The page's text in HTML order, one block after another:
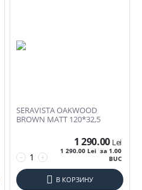
SERAVISTA OAKWOOD
BROWN MATT 120*32,5
+
−
1 290.00 Lei
1 290.00 Lei за 1.00
BUC
В КОРЗИНУ